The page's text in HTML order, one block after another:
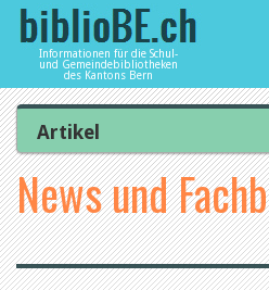
Informationen für die Schul-
und Gemeindebibliotheken
des Kantons Bern
Home
News und Fachbeiträge
Bibliotheken
Artikel
Zur Artikelübersicht
Lesenswert
Gut bewertet
Kategorien
Aus dem Amt für Kultur
Aus der Kommission
News und